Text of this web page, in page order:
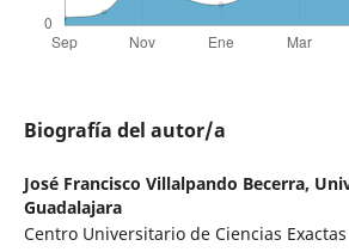
Biografía del autor/a
José Francisco Villalpando Becerra,
Guadalajara
Centro Universitario de Ciencias